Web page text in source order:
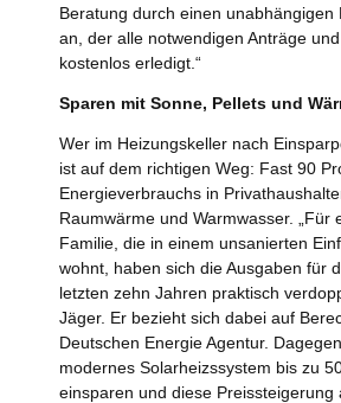
Beratung durch einen unabhängigen
an, der alle notwendigen Anträge
kostenlos erledigt.“
Sparen mit Sonne, Pellets und
Wer im Heizungskeller nach
ist auf dem richtigen Weg: Fast 90
Energieverbrauchs in
Raumwärme und Warmwasser. „Für
Familie, die in einem unsanierten
wohnt, haben sich die Ausgaben für
letzten zehn Jahren praktisch
Jäger. Er bezieht sich dabei auf
Deutschen Energie Agentur.
modernes Solarheizssystem bis zu
einsparen und diese Preissteigerung